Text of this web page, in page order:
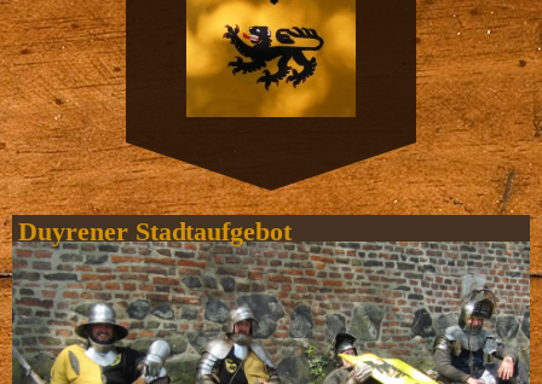
Duyrener Stadtaufgebot